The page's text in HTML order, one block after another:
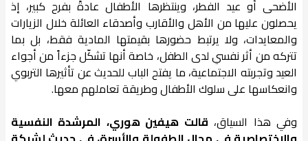
الأضحى أو عيد الفطر، وينتظرها الأطفال عادةً بفرح كبير، إذ
يحصلون عليها من الأهل والأقارب وأصدقاء العائلة خلال الزيارات
والمعايدات، ولا يرتبط حضورها بقيمتها المادية فقط، بل بما
تتركه من أثر نفسي لدى الطفل، خاصة أنها تشكّل جزءاً من أجواء
العيد وتجربته الاجتماعية، ما يفتح الباب للحديث عن تأثيرها التربوي
وانعكاسها على سلوك الأطفال وطريقة تعاملهم معها.
وفي هذا السياق، قالت هيفين هوري، المرشدة النفسية